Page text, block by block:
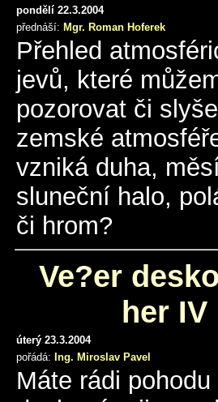
pondělí 22.3.2004
přednáší: Mgr. Roman Hoferek
Přehled
jevů, které
pozorovat či
zemské
vzniká duha,
sluneční halo,
či hrom?
Ve?er
her IV
úterý 23.3.2004
pořádá: Ing. Miroslav Pavel
Máte rádi pohodu